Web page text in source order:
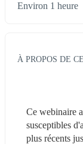
Environ 1 heure
À PROPOS DE
Ce webinaire
susceptibles
plus récents